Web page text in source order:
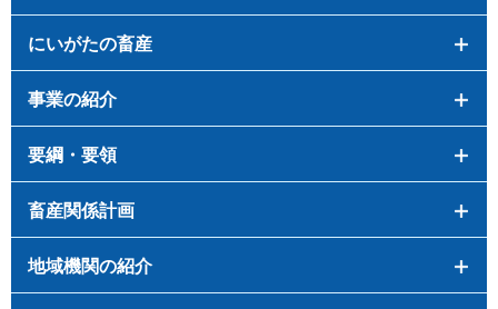
にいがたの畜産
事業の紹介
要綱・要領
畜産関係計画
地域機関の紹介